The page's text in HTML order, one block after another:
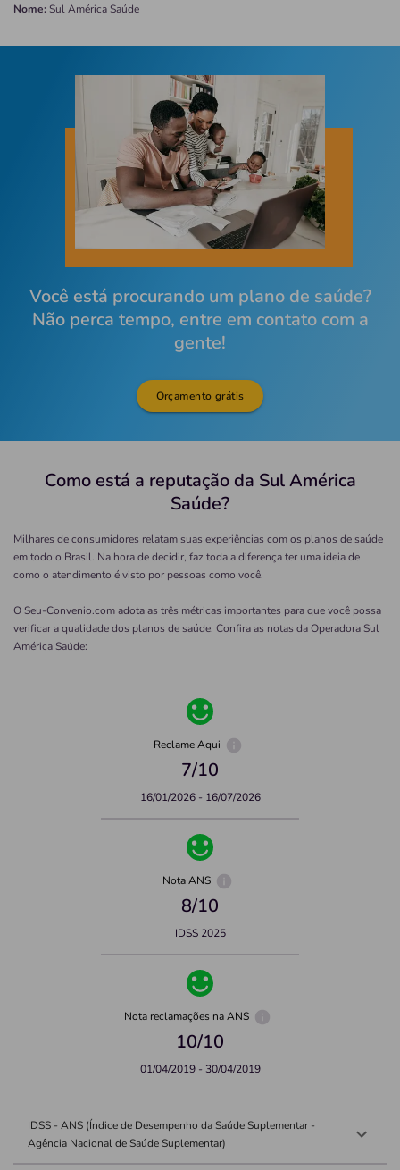
Nome:Sul América Saúde
Você está procurando um plano de saúde?
Não perca tempo, entre em contato com a
gente!
Orçamento grátis
Como está a reputação da Sul América
Saúde?
Milhares de consumidores relatam suas experiências com os planos de saúde
em todo o Brasil. Na hora de decidir, faz toda a diferença ter uma ideia de
como o atendimento é visto por pessoas como você.
O Seu-Convenio.com adota as três métricas importantes para que você possa
verificar a qualidade dos planos de saúde. Confira as notas da OperadoraSul
América Saúde:
Reclame Aqui
7/10
16/01/2026 - 16/07/2026
Nota ANS
8/10
IDSS 2025
Nota reclamações na ANS
10/10
01/04/2019 - 30/04/2019
IDSS - ANS (Índice de Desempenho da Saúde Suplementar -
Agência Nacional de Saúde Suplementar)